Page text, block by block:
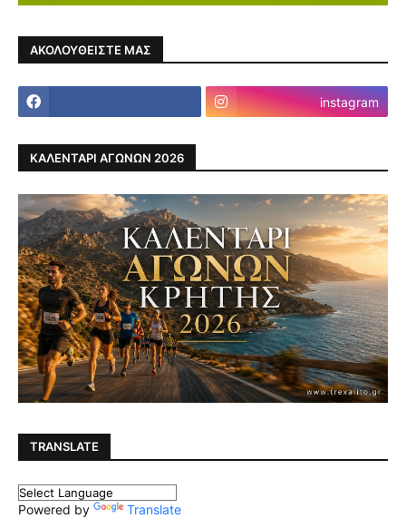
ΑΚΟΛΟΥΘΕΙΣΤΕ ΜΑΣ
instagram
ΚΑΛΕΝΤΑΡΙ ΑΓΩΝΩΝ 2026
TRANSLATE
Powered by Translate